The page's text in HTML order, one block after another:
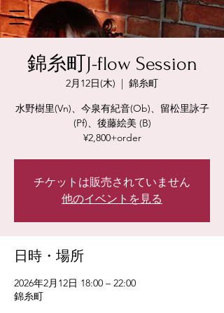
錦糸町J-flow Session
2月12日(木)
  |
錦糸町
水野樹里(Vn)、今泉有紀音(Ob)、留松里詠子
(Pf)、後藤絵美 (B)
¥2,800+order
チケットは販売されていません
他のイベントを見る
日時・場所
2026年2月12日 18:00 – 22:00
錦糸町